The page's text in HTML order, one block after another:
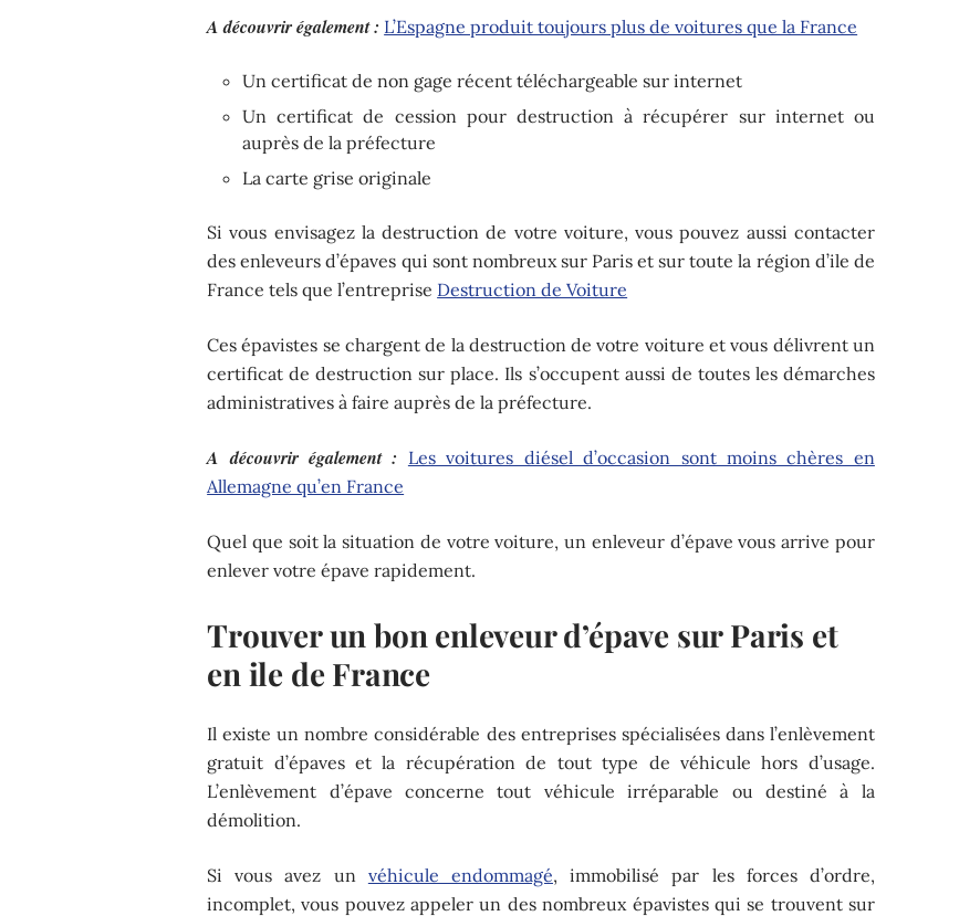
A découvrir également : L’Espagne produit toujours plus de voitures que la France
Un certificat de non gage récent téléchargeable sur internet
Un certificat de cession pour destruction à récupérer sur internet ou
auprès de la préfecture
La carte grise originale
Si vous envisagez la destruction de votre voiture, vous pouvez aussi contacter
des enleveurs d’épaves qui sont nombreux sur Paris et sur toute la région d’ile de
France tels que l’entreprise Destruction de Voiture
Ces épavistes se chargent de la destruction de votre voiture et vous délivrent un
certificat de destruction sur place. Ils s’occupent aussi de toutes les démarches
administratives à faire auprès de la préfecture.
A découvrir également : Les voitures diésel d’occasion sont moins chères en
Allemagne qu’en France
Quel que soit la situation de votre voiture, un enleveur d’épave vous arrive pour
enlever votre épave rapidement.
Trouver un bon enleveur d’épave sur Paris et
en ile de France
Il existe un nombre considérable des entreprises spécialisées dans l’enlèvement
gratuit d’épaves et la récupération de tout type de véhicule hors d’usage.
L’enlèvement d’épave concerne tout véhicule irréparable ou destiné à la
démolition.
Si vous avez un véhicule endommagé, immobilisé par les forces d’ordre,
incomplet, vous pouvez appeler un des nombreux épavistes qui se trouvent sur